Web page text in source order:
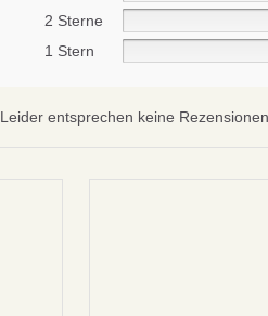
2 Sterne
1 Stern
Leider entsprechen keine